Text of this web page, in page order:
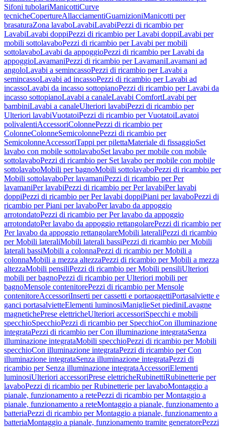
Sifoni tubolariManicottiCurve
tecnicheCopertureAllacciamentiGuarnizioniManicotti per
brasaturaZona lavaboLavabiLavabiPezzi di ricambio per
LavabiLavabi doppiPezzi di ricambio per Lavabi doppiLavabi per
mobili sottolavaboPezzi di ricambio per Lavabi per mobili
sottolavaboLavabi da appoggioPezzi di ricambio per Lavabi da
appoggioLavamaniPezzi di ricambio per LavamaniLavamani ad
angoloLavabi a semincassoPezzi di ricambio per Lavabi a
semincassoLavabi ad incassoPezzi di ricambio per Lavabi ad
incassoLavabi da incasso sottopianoPezzi di ricambio per Lavabi da
incasso sottopianoLavabi a canaleLavabi ComfortLavabi per
bambiniLavabi a canaleUlteriori lavabiPezzi di ricambio per
Ulteriori lavabiVuotatoiPezzi di ricambio per VuotatoiLavatoi
polivalentiAccessoriColonnePezzi di ricambio per
ColonneColonneSemicolonnePezzi di ricambio per
SemicolonneAccessoriTappi per pilettaMateriale di fissaggioSet
lavabo con mobile sottolavaboSet lavabo per mobile con mobile
sottolavaboPezzi di ricambio per Set lavabo per mobile con mobile
sottolavaboMobili per bagnoMobili sottolavaboPezzi di ricambio per
Mobili sottolavaboPer lavamaniPezzi di ricambio per Per
lavamaniPer lavabiPezzi di ricambio per Per lavabiPer lavabi
doppiPezzi di ricambio per Per lavabi doppiPiani per lavaboPezzi di
ricambio per Piani per lavaboPer lavabo da appoggio
arrotondatoPezzi di ricambio per Per lavabo da appoggio
arrotondatoPer lavabo da appoggio rettangolarePezzi di ricambio per
Per lavabo da appoggio rettangolareMobili lateraliPezzi di ricambio
per Mobili lateraliMobili laterali bassiPezzi di ricambio per Mobili
laterali bassiMobili a colonnaPezzi di ricambio per Mobili a
colonnaMobili a mezza altezzaPezzi di ricambio per Mobili a mezza
altezzaMobili pensiliPezzi di ricambio per Mobili pensiliUlteriori
mobili per bagnoPezzi di ricambio per Ulteriori mobili per
bagnoMensole contenitorePezzi di ricambio per Mensole
contenitoreAccessoriInserti per cassetti e portaoggettiPortasalviette e
ganci portasalvietteElementi luminosiManiglieSet piediniLavagne
magnetichePrese elettricheUlteriori accessoriSpecchi e mobili
specchioSpecchioPezzi di ricambio per SpecchioCon illuminazione
integrataPezzi di ricambio per Con illuminazione integrataSenza
illuminazione integrataMobili specchioPezzi di ricambio per Mobili
specchioCon illuminazione integrataPezzi di ricambio per Con
illuminazione integrataSenza illuminazione integrataPezzi di
ricambio per Senza illuminazione integrataAccessoriElementi
luminosiUlteriori accessoriPrese elettricheRubinettiRubinetterie per
lavaboPezzi di ricambio per Rubinetterie per lavaboMontaggio a
pianale, funzionamento a retePezzi di ricambio per Montaggio a
pianale, funzionamento a reteMontaggio a pianale, funzionamento a
batteriaPezzi di ricambio per Montaggio a pianale, funzionamento a
batteriaMontaggio a pianale, funzionamento tramite generatorePezzi